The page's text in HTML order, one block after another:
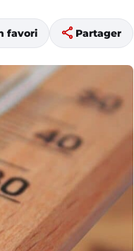
favori share Partager